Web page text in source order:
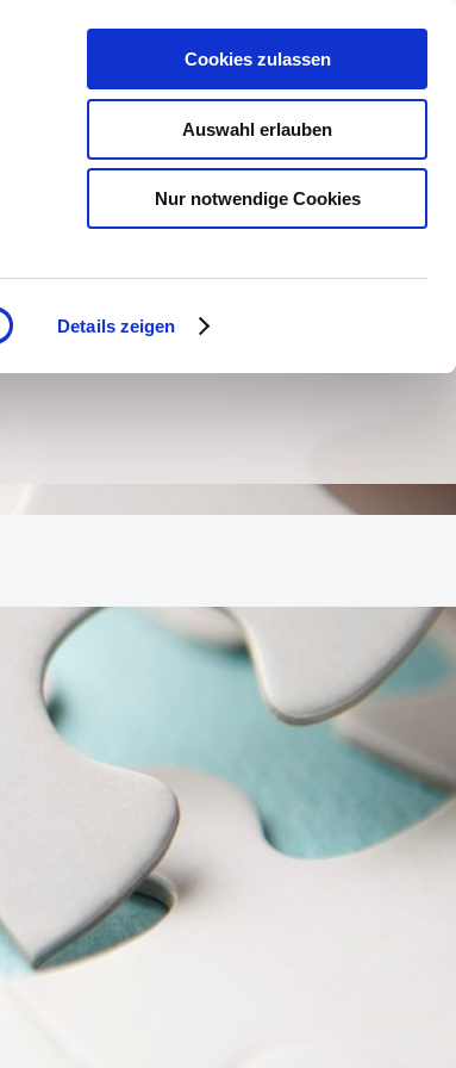
Details zeigen
Cookies zulassen
Auswahl erlauben
Nur notwendige Cookies